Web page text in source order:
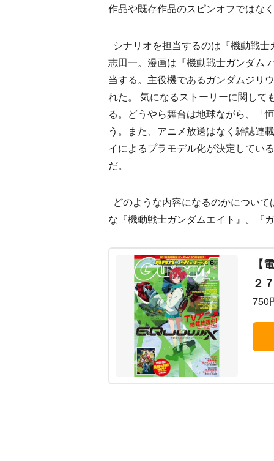
作品や既存作品のスピンオフではな
シナリオを担当するのは『機動戦
志田一。漫画は『機動戦士ガンダム
当する。主役機であるガンダムジリ
れた。 気になるストーリーに関して
る。どうやら舞台は地球ながら、「
う。また、アニメ放送はなく雑誌連
イによるプラモデル化が決定してい
だ。
どのような内容になるのかについ
な『機動戦士ガンダムエイト』。『
【
２
750